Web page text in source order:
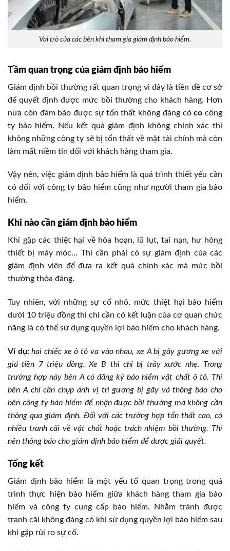
Vai trò của các bên khi tham gia giám định bảo hiểm.
Tầm quan trọng của giám định bảo hiểm
Giám định bồi thường rất quan trọng vì đây là tiền đề cơ sở
để quyết định được mức bồi thường cho khách hàng. Hơn
nữa còn đảm bảo được sự tổn thất không đáng cóco công
ty bảo hiểm. Nếu kết quả giám định không chính xác thì
không những công ty sẽ bị tổn thất về mặt tài chính mà còn
làm mất niềm tin đối với khách hàng tham gia.
Vậy nên, việc giám định bảo hiểm là quá trình thiết yếu cần
có đối với công ty bảo hiểm cũng như người tham gia bảo
hiểm.
Khi nào cần giám định bảo hiểm
Khi gặp các thiệt hại về hỏa hoạn, lũ lụt, tai nạn, hư hỏng
thiết bị máy móc… Thì cần phải có sự giám định của các
giám định viên để đưa ra kết quả chính xác mà mức bồi
thường thỏa đáng.
Tuy nhiên, với những sự cố nhỏ, mức thiệt hại bảo hiểm
dưới 10 triệu đồng thì chỉ cần có kết luận của cơ quan chức
năng là có thể sử dụng quyền lợi bảo hiểm cho khách hàng.
Ví dụ: hai chiếc xe ô tô va vào nhau, xe A bị gãy gương xe với
giá tiền 7 triệu đồng. Xe B thì chỉ bị trầy xước nhẹ. Trong
trường hợp này bên A có đăng ký bảo hiểm vật chất ô tô. Thì
bên A chỉ cần chụp ảnh vị trí gương bị gãy và thông báo cho
bên công ty bảo hiểm để nhận được bồi thường mà không cần
thông qua giám định. Đối với các trường hợp tổn thất cao, có
nhiều tranh cãi về vật chất hoặc trách nhiệm bồi thường. Thì
nên thông báo cho giám định bảo hiểm để được giải quyết.
Tổng kết
Giám định bảo hiểm là một yếu tố quan trọng trong quá
trình thực hiện bảo hiểm giữa khách hàng tham gia bảo
hiểm và công ty cung cấp bảo hiểm. Nhằm tránh được
tranh cãi không đáng có khi sử dụng quyền lợi bảo hiểm sau
khi gặp rủi ro sự cố.